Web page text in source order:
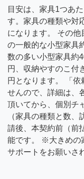
目安は、家具1つあ
す。家具の種類や対
になります。 その
の一般的な小型家具
数の多い小型家具約
円、収納やすのこ付
円となります。 「
せんので、詳細は、
頂いてから、個別チ
（家具の種類と数
請後、本契約前（前
能です。 ※大きめの
サポートをお願いさ